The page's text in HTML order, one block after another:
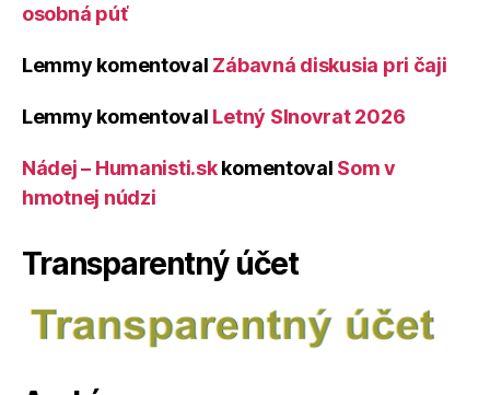
osobná púť
Lemmy komentoval Zábavná diskusia pri čaji
Lemmy komentoval Letný Slnovrat 2026
Nádej – Humanisti.skkomentoval Som v
hmotnej núdzi
Transparentný účet